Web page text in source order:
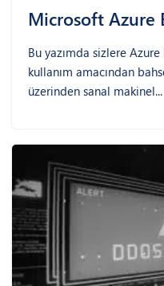
Microsoft Azure
Bu yazımda sizlere
kullanım amacından
üzerinden sanal makinel...